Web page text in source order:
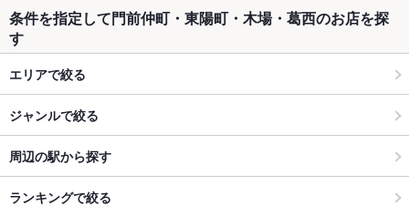
条件を指定して門前仲町・東陽町・木場・葛西のお店を探
す
エリアで絞る
ジャンルで絞る
周辺の駅から探す
ランキングで絞る